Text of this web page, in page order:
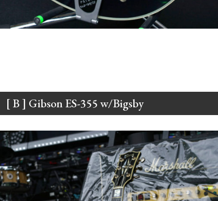
[ B ] Gibson ES-355 w/Bigsby